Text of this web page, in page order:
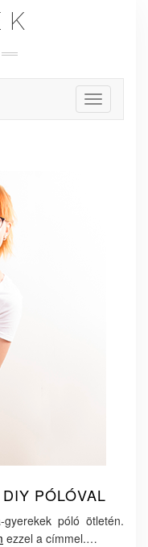
Toggle
PÓLÓVAL
póló ötletén.
ezzel a címmel.…